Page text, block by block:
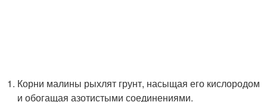
Корни малины рыхлят грунт, насыщая его кислородом
и обогащая азотистыми соединениями.